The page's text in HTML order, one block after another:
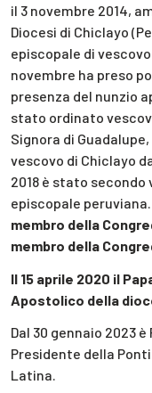
il 3 novembre 2014,
Diocesi di Chiclayo
episcopale di
novembre ha preso
presenza del nunzio
stato ordinato
Signora di
vescovo di Chiclayo
2018 è stato
episcopale peruviana.
membro della
membro della
Il 15 aprile 2020 il
Apostolico della
Dal 30 gennaio 2023
Presidente della
Latina.